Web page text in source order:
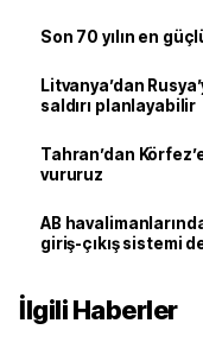
Son 70 yılın en
Litvanya’dan
saldırı planlayabilir
Tahran’dan
vururuz
AB
giriş-çıkış sistemi
İlgili Haberler